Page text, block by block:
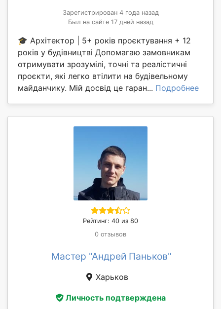
Зарегистрирован 4 года назад
Был на сайте 17 дней назад
🎓 Архітектор | 5+ років проєктування + 12
років у будівництві Допомагаю замовникам
отримувати зрозумілі, точні та реалістичні
проєкти, які легко втілити на будівельному
майданчику. Мій досвід це гаран... Подробнее
Рейтинг: 40 из 80
0 отзывов
Мастер "Андрей Паньков"
Харьков
Личность подтверждена